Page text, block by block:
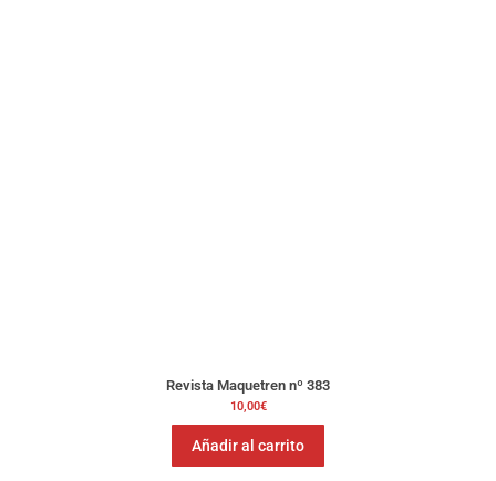
Revista Maquetren nº 383
10,00€
Añadir al carrito